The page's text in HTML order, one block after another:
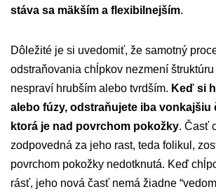
stáva sa mäkším a flexibilnejším.
Dôležité je si uvedomiť, že samotný
odstraňovania chĺpkov nezmení
nespraví hrubším alebo tvrdším. Keď si
alebo fúzy, odstraňujete iba vonkajšiu
ktorá je nad povrchom pokožky. Časť
zodpovedná za jeho rast, teda folikul,
povrchom pokožky nedotknutá. Keď
rásť, jeho nová časť nemá žiadne